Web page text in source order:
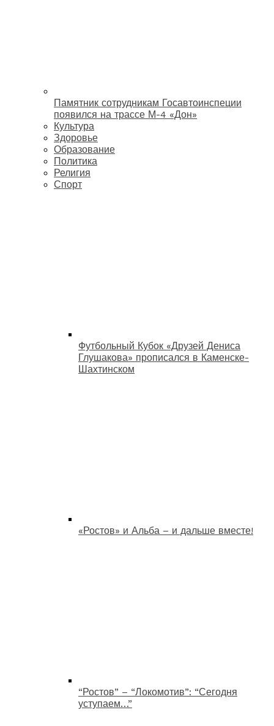
Памятник сотрудникам Госавтоинспеции
появился на трассе М-4 «Дон»
Культура
Здоровье
Образование
Политика
Религия
Спорт
Футбольный Кубок «Друзей Дениса
Глушакова» прописался в Каменске-
Шахтинском
«Ростов» и Альба – и дальше вместе!
“Ростов” – “Локомотив”: “Сегодня
уступаем…”